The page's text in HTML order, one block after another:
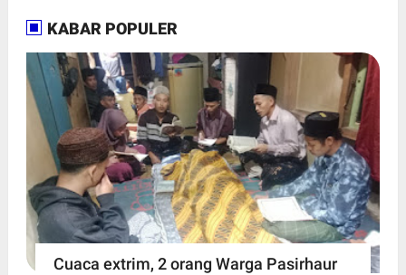
KABAR POPULER
Cuaca extrim, 2 orang Warga Pasirhaur